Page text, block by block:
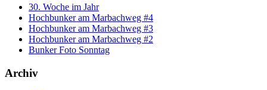
30. Woche im Jahr
Hochbunker am Marbachweg #4
Hochbunker am Marbachweg #3
Hochbunker am Marbachweg #2
Bunker Foto Sonntag
Archiv